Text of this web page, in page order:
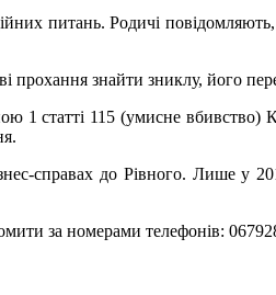
питань. Родичі
знайти зниклу, його
статті 115 (умисне вбивство)
справах до Рівного. Лише у
за номерами телефонів: